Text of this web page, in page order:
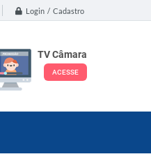
Login / Cadastro
TV Câmara
ACESSE